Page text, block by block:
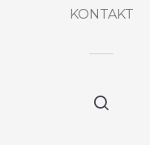
KONTAKT